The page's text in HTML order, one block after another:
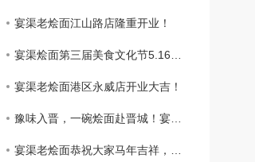
宴渠老烩面江山路店隆重开业！
宴渠烩面第三届美食文化节5.16号金桂街隆重举办！
宴渠老烩面港区永威店开业大吉！
豫味入晋，一碗烩面赴晋城！宴渠老烩面山西晋城店盛大开业
宴渠老烩面恭祝大家马年吉祥，万事顺遂，阖家幸福